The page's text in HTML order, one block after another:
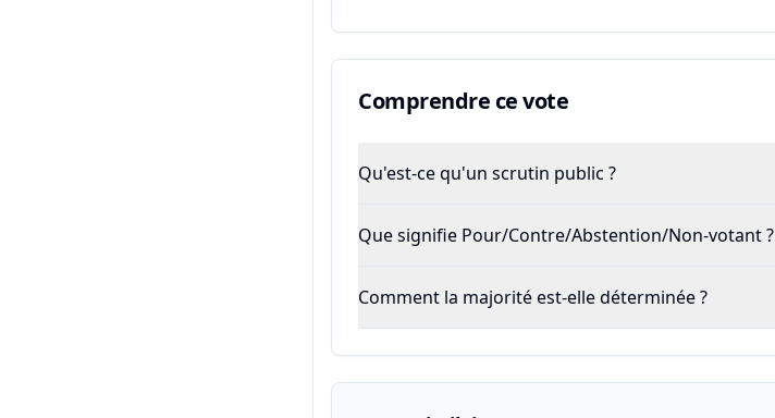
Comprendre ce vote
Qu'est-ce qu'un scrutin public ?
Que signifie Pour/Contre/Abstention/Non-votant ?
Comment la majorité est-elle déterminée ?